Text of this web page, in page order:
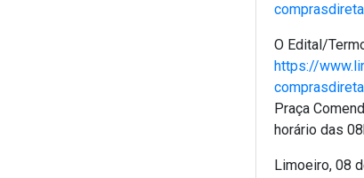
O Edital/
https://
Praça
horário das
Limoeiro, 08